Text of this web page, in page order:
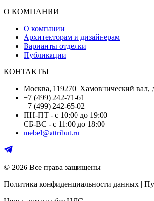
О КОМПАНИИ
О компании
Архитекторам и дизайнерам
Варианты отделки
Публикации
КОНТАКТЫ
Москва, 119270, Хамовнический вал,
+7 (499) 242-71-61
+7 (499) 242-65-02
ПН-ПТ - с 10:00 до 19:00
СБ-ВС - с 11:00 до 18:00
mebel@attribut.ru
© 2026 Все права защищены
Политика конфиденциальности данных |